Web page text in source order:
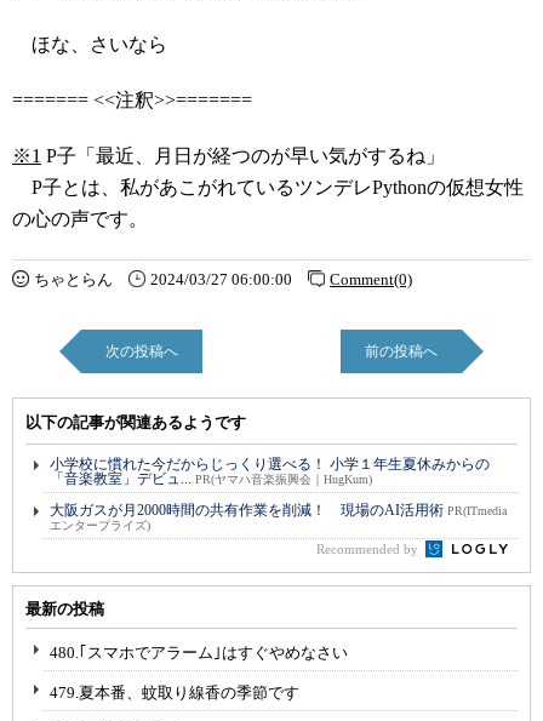
ほな、さいなら
======= <<注釈>>=======
※1 P子「最近、月日が経つのが早い気がするね」
P子とは、私があこがれているツンデレPythonの仮想女性
の心の声です。
ちゃとらん 2024/03/27 06:00:00 Comment(0)
次の投稿へ 前の投稿へ
以下の記事が関連あるようです
小学校に慣れた今だからじっくり選べる！ 小学１年生夏休みからの
「音楽教室」デビュ... PR(ヤマハ音楽振興会｜HugKum)
大阪ガスが月2000時間の共有作業を削減！ 現場のAI活用術 PR(ITmedia
エンタープライズ)
Recommended by
最新の投稿
480.｢スマホでアラーム｣はすぐやめなさい
479.夏本番、蚊取り線香の季節です